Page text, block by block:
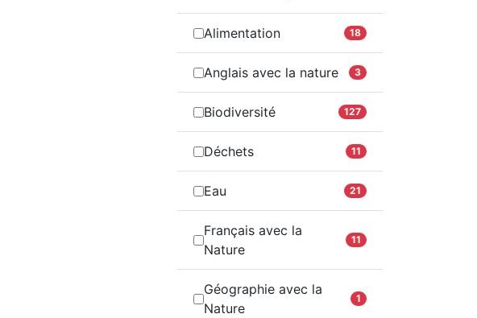
Alimentation 18
Anglais avec la nature 3
Biodiversité 127
Déchets 11
Eau 21
Français avec la
Nature
11
Géographie avec la
Nature
1